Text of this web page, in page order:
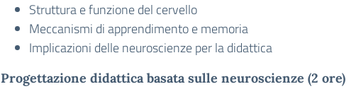
Struttura e funzione del cervello
Meccanismi di apprendimento e memoria
Implicazioni delle neuroscienze per la didattica
Progettazione didattica basata sulle neuroscienze (2 ore)